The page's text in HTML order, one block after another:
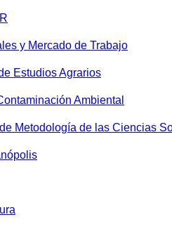
y Mercado de Trabajo
Estudios Agrarios
Ambiental
Metodología de las Ciencias